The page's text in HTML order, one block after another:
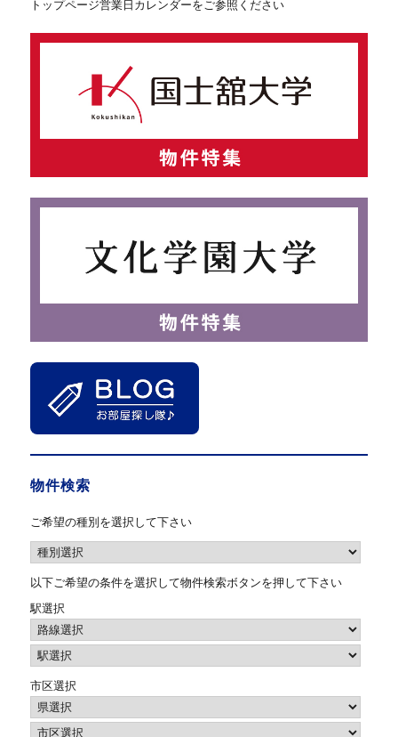
トップページ営業日カレンダーをご参照ください
物件検索
ご希望の種別を選択して下さい
以下ご希望の条件を選択して物件検索ボタンを押して下さい
駅選択
市区選択